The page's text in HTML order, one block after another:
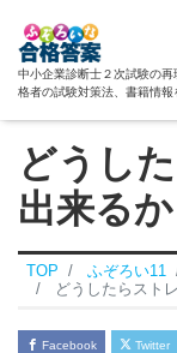
中小企業診断士２次試験の
格者の試験対策法、書籍情報
どうし
出来る
TOP ふぞろい11
どうしたらスト
Facebook Twitter